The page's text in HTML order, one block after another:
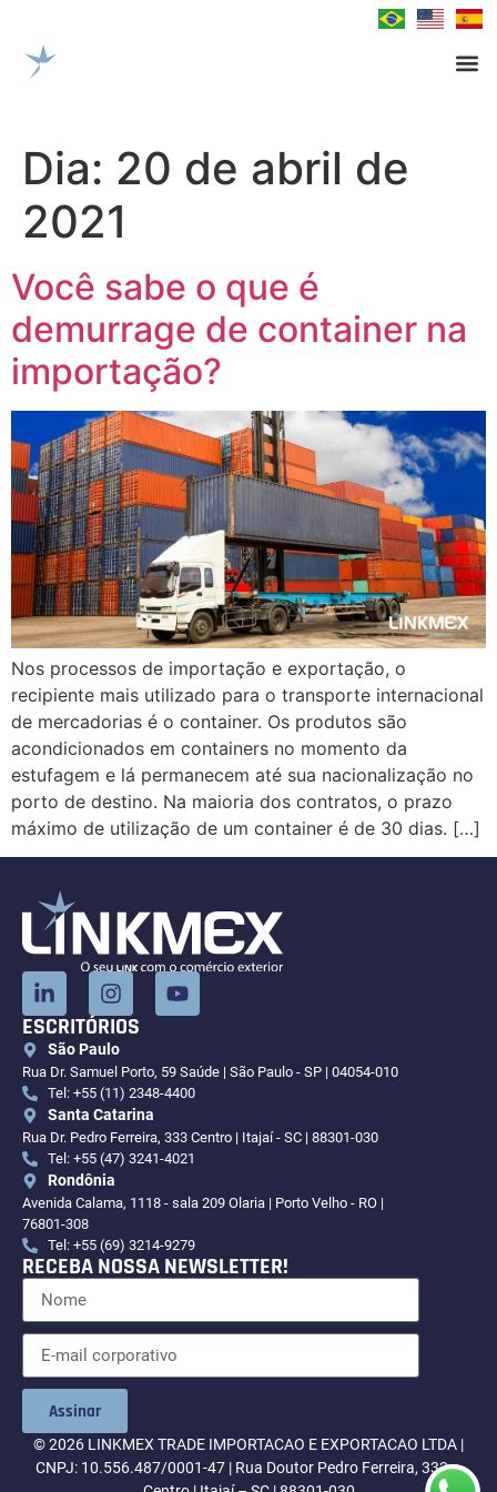
Dia: 20 de abril de
2021
Você sabe o que é
demurrage de container na
importação?
Nos processos de importação e exportação, o
recipiente mais utilizado para o transporte internacional
de mercadorias é o container. Os produtos são
acondicionados em containers no momento da
estufagem e lá permanecem até sua nacionalização no
porto de destino. Na maioria dos contratos, o prazo
máximo de utilização de um container é de 30 dias. […]
ESCRITÓRIOS
São Paulo
Rua Dr. Samuel Porto, 59 Saúde | São Paulo - SP | 04054-010
Tel: +55 (11) 2348-4400
Santa Catarina
Rua Dr. Pedro Ferreira, 333 Centro | Itajaí - SC | 88301-030
Tel: +55 (47) 3241-4021
Rondônia
Avenida Calama, 1118 - sala 209 Olaria | Porto Velho - RO |
76801-308
Tel: +55 (69) 3214-9279
RECEBA NOSSA NEWSLETTER!
Assinar
© 2026 LINKMEX TRADE IMPORTACAO E EXPORTACAO LTDA |
CNPJ: 10.556.487/0001-47 | Rua Doutor Pedro Ferreira, 333 –